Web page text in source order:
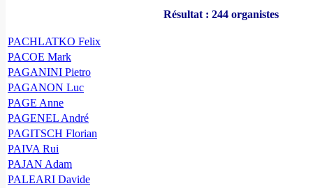
Résultat : 244 organistes
PACHLATKO Felix
PACOE Mark
PAGANINI Pietro
PAGANON Luc
PAGE Anne
PAGENEL André
PAGITSCH Florian
PAIVA Rui
PAJAN Adam
PALEARI Davide